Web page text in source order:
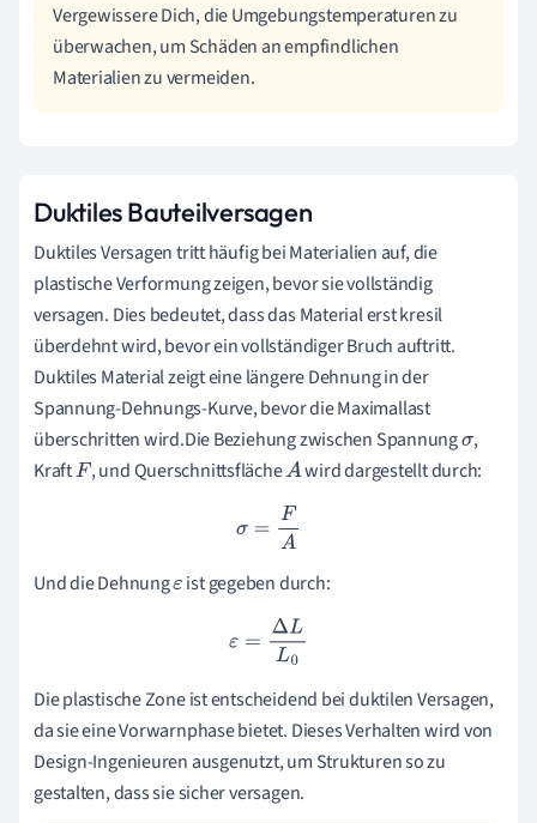
Vergewissere Dich, die Umgebungstemperaturen zu
überwachen, um Schäden an empfindlichen
Materialien zu vermeiden.
Duktiles Bauteilversagen
Duktiles Versagen tritt häufig bei Materialien auf, die
plastische Verformung zeigen, bevor sie vollständig
versagen. Dies bedeutet, dass das Material erst kresil
überdehnt wird, bevor ein vollständiger Bruch auftritt.
Duktiles Material zeigt eine längere Dehnung in der
Spannung-Dehnungs-Kurve, bevor die Maximallast
überschritten wird.Die Beziehung zwischen Spannungσ,
KraftF , und QuerschnittsflächeA wird dargestellt durch:
σ=F A
Und die Dehnungε ist gegeben durch:
ε=Δ LL0
Die plastische Zone ist entscheidend bei duktilen Versagen,
da sie eine Vorwarnphase bietet. Dieses Verhalten wird von
Design-Ingenieuren ausgenutzt, um Strukturen so zu
gestalten, dass sie sicher versagen.